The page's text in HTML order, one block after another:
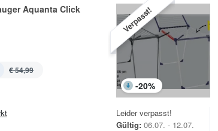
Aquanta Click
€ 54,99
Verpasst!
-20%
Leider verpasst!
Gültig: 06.07. - 12.07.